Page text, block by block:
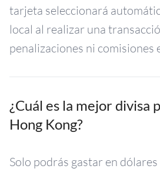
tarjeta seleccionará
local al realizar una
penalizaciones ni comisiones
¿Cuál es la mejor divisa
Hong Kong?
Solo podrás gastar en